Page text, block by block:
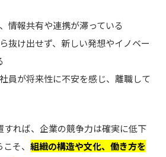
情報共有や連携が滞っている
抜け出せず、新しい発想やイノベー
員が将来性に不安を感じ、離職して
すれば、企業の競争力は確実に低下
そ、 組織の構造や文化、働き方を